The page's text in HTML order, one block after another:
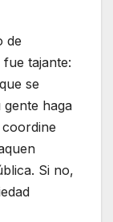
de
tajante:
se
haga
Si no,